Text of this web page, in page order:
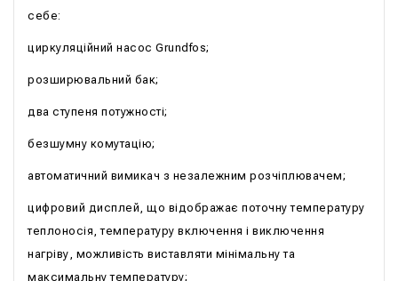
себе:
циркуляційний насос Grundfos;
розширювальний бак;
два ступеня потужності;
безшумну комутацію;
автоматичний вимикач з незалежним розчіплювачем;
цифровий дисплей, що відображає поточну температуру
теплоносія, температуру включення і виключення
нагріву, можливість виставляти мінімальну та
максимальну температуру;